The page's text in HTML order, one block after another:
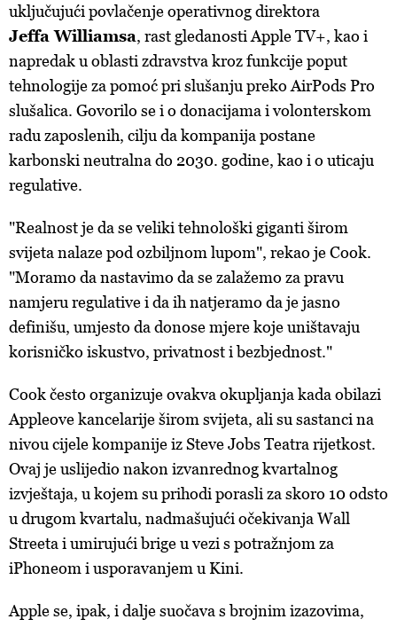
uključujući povlačenje operativnog direktora
Jeffa Williamsa, rast gledanosti Apple TV+, kao i
napredak u oblasti zdravstva kroz funkcije poput
tehnologije za pomoć pri slušanju preko AirPods Pro
slušalica. Govorilo se i o donacijama i volonterskom
radu zaposlenih, cilju da kompanija postane
karbonski neutralna do 2030. godine, kao i o uticaju
regulative.
"Realnost je da se veliki tehnološki giganti širom
svijeta nalaze pod ozbiljnom lupom", rekao je Cook.
"Moramo da nastavimo da se zalažemo za pravu
namjeru regulative i da ih natjeramo da je jasno
definišu, umjesto da donose mjere koje uništavaju
korisničko iskustvo, privatnost i bezbjednost."
Cook često organizuje ovakva okupljanja kada obilazi
Appleove kancelarije širom svijeta, ali su sastanci na
nivou cijele kompanije iz Steve Jobs Teatra rijetkost.
Ovaj je uslijedio nakon izvanrednog kvartalnog
izvještaja, u kojem su prihodi porasli za skoro 10 odsto
u drugom kvartalu, nadmašujući očekivanja Wall
Streeta i umirujući brige u vezi s potražnjom za
iPhoneom i usporavanjem u Kini.
Apple se, ipak, i dalje suočava s brojnim izazovima,